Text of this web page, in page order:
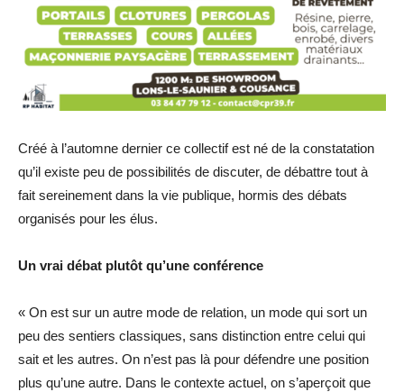
Créé à l’automne dernier ce collectif est né de la constatation
qu’il existe peu de possibilités de discuter, de débattre tout à
fait sereinement dans la vie publique, hormis des débats
organisés pour les élus.
Un vrai débat plutôt qu’une conférence
« On est sur un autre mode de relation, un mode qui sort un
peu des sentiers classiques, sans distinction entre celui qui
sait et les autres. On n’est pas là pour défendre une position
plus qu’une autre. Dans le contexte actuel, on s’aperçoit que